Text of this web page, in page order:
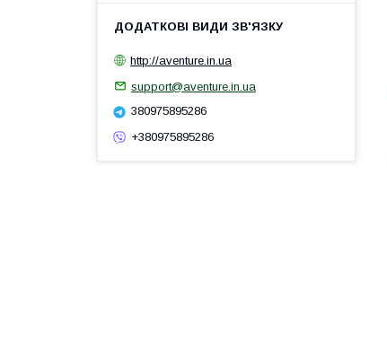
http://aventure.in.ua
support@aventure.in.ua
380975895286
+380975895286